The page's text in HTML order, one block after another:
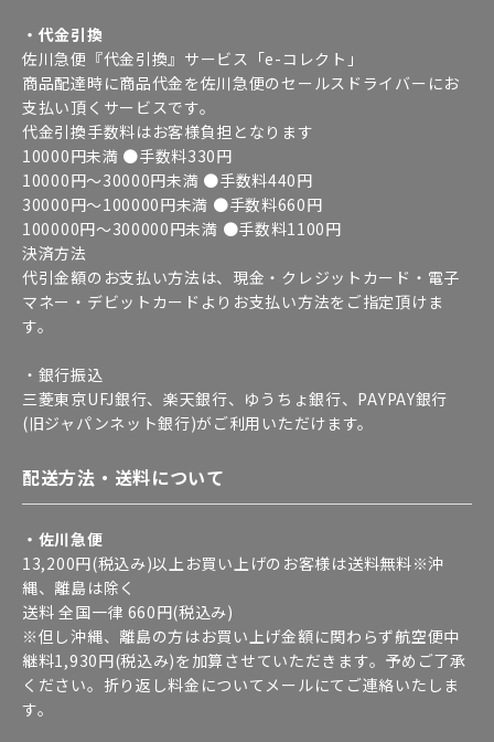
・代金引換
佐川急便『代金引換』サービス「e-コレクト」
商品配達時に商品代金を佐川急便のセールスドライバーにお
支払い頂くサービスです。
代金引換手数料はお客様負担となります
10000円未満 ●手数料330円
10000円～30000円未満 ●手数料440円
30000円～100000円未満 ●手数料660円
100000円～300000円未満 ●手数料1100円
決済方法
代引金額のお支払い方法は、現金・クレジットカード・電子
マネー・デビットカードよりお支払い方法をご指定頂けま
す。
・銀行振込
三菱東京UFJ銀行、楽天銀行、ゆうちょ銀行、PAYPAY銀行
(旧ジャパンネット銀行)がご利用いただけます。
配送方法・送料について
・佐川急便
13,200円(税込み)以上お買い上げのお客様は送料無料※沖
縄、離島は除く
送料 全国一律 660円(税込み)
※但し沖縄、離島の方はお買い上げ金額に関わらず航空便中
継料1,930円(税込み)を加算させていただきます。予めご了承
ください。折り返し料金についてメールにてご連絡いたしま
す。